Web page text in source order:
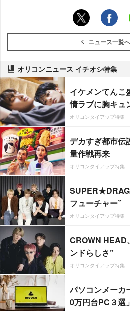
ニュース一覧
オリコンニュース イチオシ特集
イケメンてんこ
情ラブに胸キュ
オリコンタイアップ特集
デカすぎ都市伝
量作戦再来
オリコンタイアップ特集
フューチャー”
オリコンタイアップ特集
CROWN HEAD
ンドらしさ”
オリコンタイアップ特集
パソコンメーカ
0万円台PC３選」